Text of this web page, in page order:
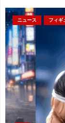
ニュース フィギ